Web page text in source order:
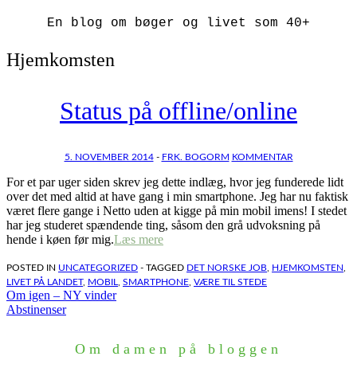
En blog om bøger og livet som 40+
Hjemkomsten
Status på offline/online
5. NOVEMBER 2014- FRK. BOGORM KOMMENTAR
For et par uger siden skrev jeg dette indlæg, hvor jeg funderede lidt
over det med altid at have gang i min smartphone. Jeg har nu faktisk
været flere gange i Netto uden at kigge på min mobil imens! I stedet
har jeg studeret spændende ting, såsom den grå udvoksning på
hende i køen før mig.Læs mere
POSTED IN UNCATEGORIZED - TAGGED DET NORSKE JOB HJEMKOMSTEN
LIVET PÅ LANDET, MOBIL SMARTPHONE VÆRE TIL STEDE
Indlægsnavigation
Om igen – NY vinder
Abstinenser
Om damen på bloggen